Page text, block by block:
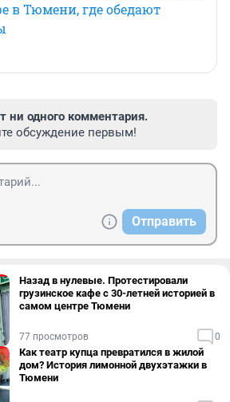
в Тюмени, где обедают
ни одного комментария.
обсуждение первым!
Отправить
Назад в нулевые. Протестировали
грузинское кафе с 30-летней историей в
самом центре Тюмени
77 просмотров 0
Как театр купца превратился в жилой
дом? История лимонной двухэтажки в
Тюмени